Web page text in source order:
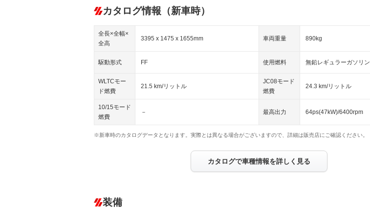
カタログ情報（新車時）
全長×全幅×
全高
3395 x 1475 x 1655mm 車両重量 890kg
駆動形式 FF 使用燃料 無鉛レギュラーガソリン
WLTCモー
ド燃費
21.5 km/リットル
JC08モード
燃費
24.3 km/リットル
10/15モード
燃費
－ 最高出力 64ps(47kW)/6400rpm
※新車時のカタログデータとなります。実際とは異なる場合がございますので、詳細は販売店にご確認ください。
カタログで車種情報を詳しく見る
装備